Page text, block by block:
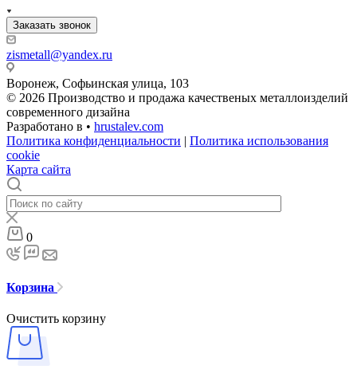
Заказать звонок
zismetall@yandex.ru
Воронеж, Софьинская улица, 103
© 2026 Производство и продажа качественых металлоизделий
современного дизайна
Разработано в • hrustalev.com
Политика конфиденциальности | Политика использования
cookie
Карта сайта
0
Корзина
Очистить корзину